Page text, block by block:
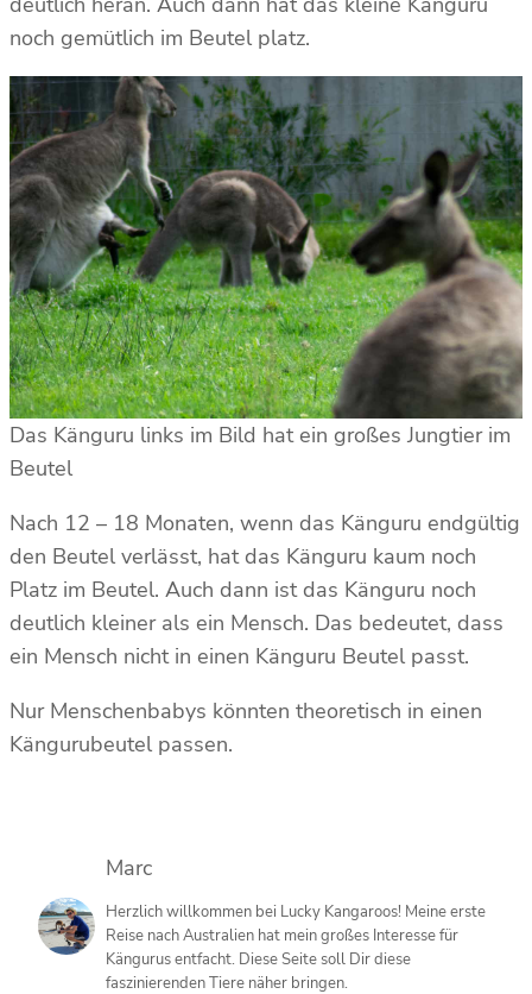
noch gemütlich im Beutel platz.
Das Känguru links im Bild hat ein großes Jungtier im
Beutel
Nach 12 – 18 Monaten, wenn das Känguru endgültig
den Beutel verlässt, hat das Känguru kaum noch
Platz im Beutel. Auch dann ist das Känguru noch
deutlich kleiner als ein Mensch. Das bedeutet, dass
ein Mensch nicht in einen Känguru Beutel passt.
Nur Menschenbabys könnten theoretisch in einen
Kängurubeutel passen.
Marc
Herzlich willkommen bei Lucky Kangaroos! Meine erste
Reise nach Australien hat mein großes Interesse für
Kängurus entfacht. Diese Seite soll Dir diese
faszinierenden Tiere näher bringen.